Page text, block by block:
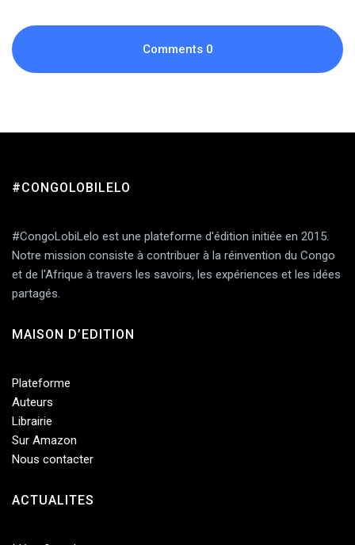
Comments 0
#CONGOLOBILELO
#CongoLobiLelo est une plateforme d'édition initiée en 2015.
Notre mission consiste à contribuer à la réinvention du Congo
et de l'Afrique à travers les savoirs, les expériences et les idées
partagés.
MAISON D’EDITION
Plateforme
Auteurs
Librairie
Sur Amazon
Nous contacter
ACTUALITES